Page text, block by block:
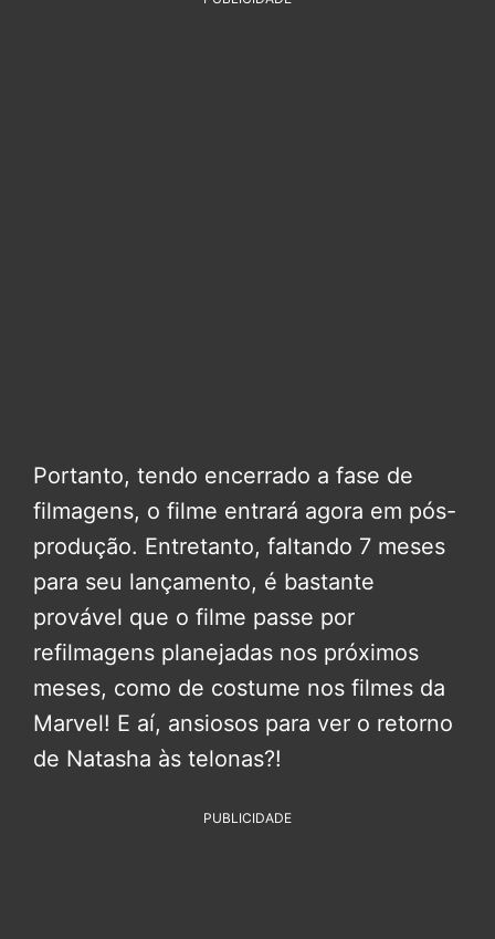
Portanto, tendo encerrado a fase de
filmagens, o filme entrará agora em pós-
produção. Entretanto, faltando 7 meses
para seu lançamento, é bastante
provável que o filme passe por
refilmagens planejadas nos próximos
meses, como de costume nos filmes da
Marvel! E aí, ansiosos para ver o retorno
de Natasha às telonas?!
PUBLICIDADE